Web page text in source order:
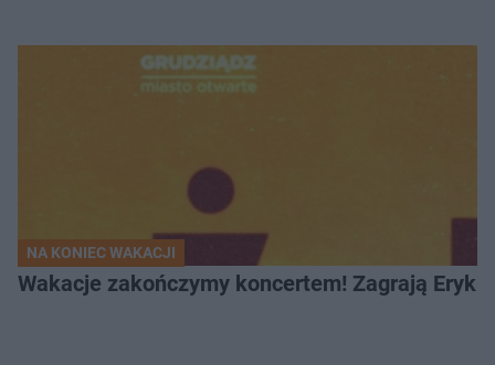
NA KONIEC WAKACJI
Wakacje zakończymy koncertem! Zagrają Eryk